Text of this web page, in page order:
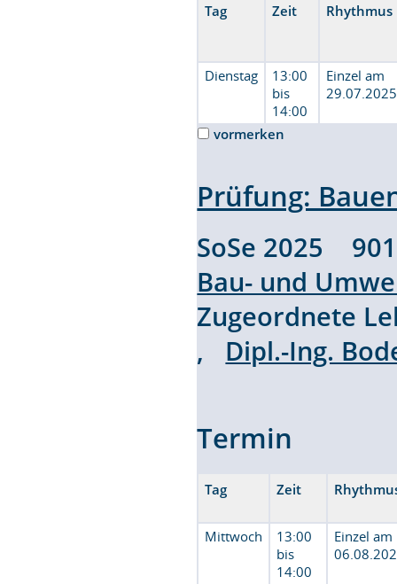
Tag Zeit Rhythmus
Dienstag
13:00
bis
14:00
Einzel am
29.07.2025
vormerken
Prüfung:
SoSe 2025
Bau- und
Zugeordnete
, Dipl.-Ing.
Termin
Tag Zeit
Mittwoch
13:00
bis
14:00
Einzel am